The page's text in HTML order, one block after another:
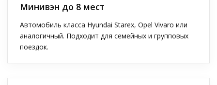
Минивэн до 8 мест
Автомобиль класса Hyundai Starex, Opel Vivaro или
аналогичный. Подходит для семейных и групповых
поездок.